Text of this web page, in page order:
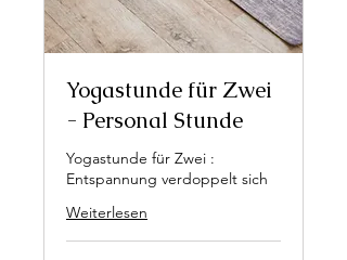
Yogastunde für Zwei
- Personal Stunde
Yogastunde für Zwei :
Entspannung verdoppelt sich
Weiterlesen